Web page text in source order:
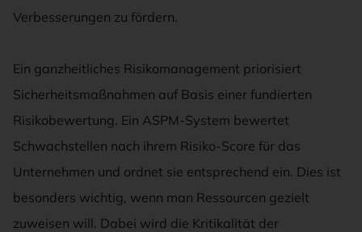
Verbesserungen zu fördern.
Ein ganzheitliches Risikomanagement priorisiert
Sicherheitsmaßnahmen auf Basis einer fundierten
Risikobewertung. Ein ASPM-System bewertet
Schwachstellen nach ihrem Risiko-Score für das
Unternehmen und ordnet sie entsprechend ein. Dies ist
besonders wichtig, wenn man Ressourcen gezielt
zuweisen will. Dabei wird die Kritikalität der